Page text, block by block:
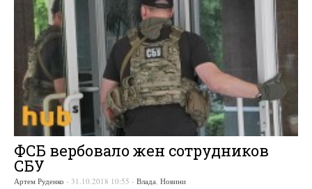
ФСБ вербовало жен сотрудников
СБУ
Артем Руденко - 31.10.2018 10:55 - Влада Новини